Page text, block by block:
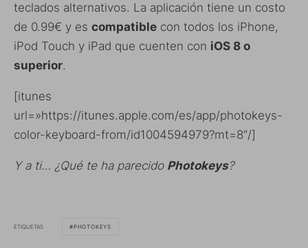
teclados alternativos. La aplicación tiene un costo
de 0.99€ y es compatible con todos los iPhone,
iPod Touch y iPad que cuenten con iOS 8 o
superior.
[itunes
url=»https://itunes.apple.com/es/app/photokeys-
color-keyboard-from/id1004594979?mt=8″/]
Y a ti… ¿Qué te ha parecido Photokeys?
ETIQUETAS PHOTOKEYS